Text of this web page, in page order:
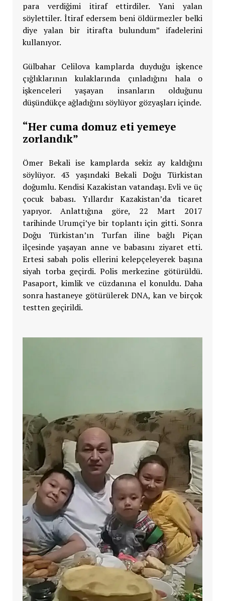
para verdiğimi itiraf ettirdiler. Yani yalan
söylettiler. İtiraf edersem beni öldürmezler belki
diye yalan bir itirafta bulundum” ifadelerini
kullanıyor.
Gülbahar Celilova kamplarda duyduğu işkence
çığlıklarının kulaklarında çınladığını hala o
işkenceleri yaşayan insanların olduğunu
düşündükçe ağladığını söylüyor gözyaşları içinde.
“Her cuma domuz eti yemeye
zorlandık”
Ömer Bekali ise kamplarda sekiz ay kaldığını
söylüyor. 43 yaşındaki Bekali Doğu Türkistan
doğumlu. Kendisi Kazakistan vatandaşı. Evli ve üç
çocuk babası. Yıllardır Kazakistan’da ticaret
yapıyor. Anlattığına göre, 22 Mart 2017
tarihinde Urumçi’ye bir toplantı için gitti. Sonra
Doğu Türkistan’ın Turfan iline bağlı Piçan
ilçesinde yaşayan anne ve babasını ziyaret etti.
Ertesi sabah polis ellerini kelepçeleyerek başına
siyah torba geçirdi. Polis merkezine götürüldü.
Pasaport, kimlik ve cüzdanına el konuldu. Daha
sonra hastaneye götürülerek DNA, kan ve birçok
testten geçirildi.